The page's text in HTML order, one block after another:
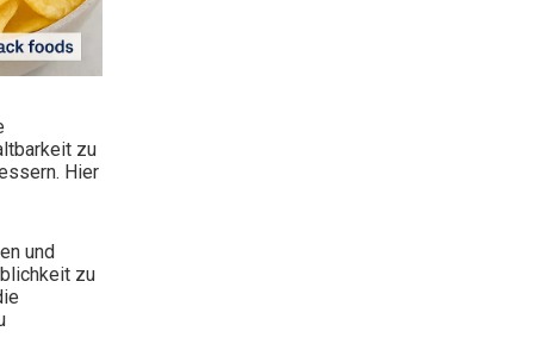
zu
Hier
und
zu